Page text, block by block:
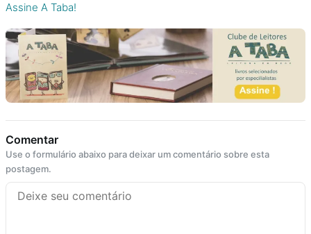
Assine A Taba!
Comentar
Use o formulário abaixo para deixar um comentário sobre esta
postagem.